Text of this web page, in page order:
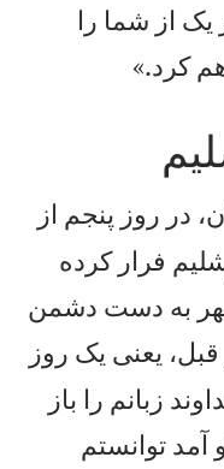
يک از شما را
كرد.»
در روز پنجم از
فرار كرده
به دست دشمن
يعنی يک روز
زبانم را باز
آمد توانستم